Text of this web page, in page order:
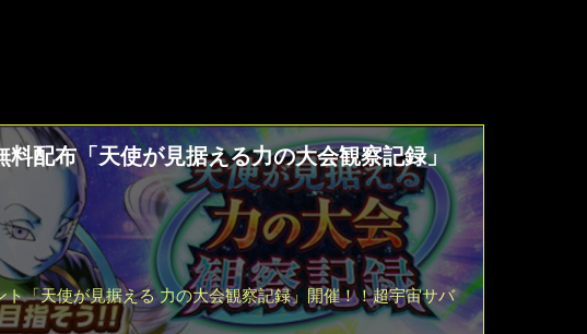
料配布「天使が見据える力の大会観察記録」
「天使が見据える 力の大会観察記録」開催！！超宇宙サバ